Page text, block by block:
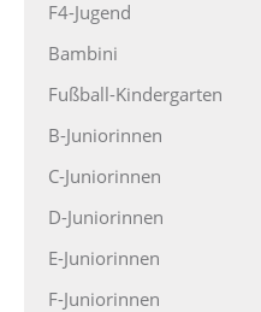
F4-Jugend
Bambini
Fußball-Kindergarten
B-Juniorinnen
C-Juniorinnen
D-Juniorinnen
E-Juniorinnen
F-Juniorinnen